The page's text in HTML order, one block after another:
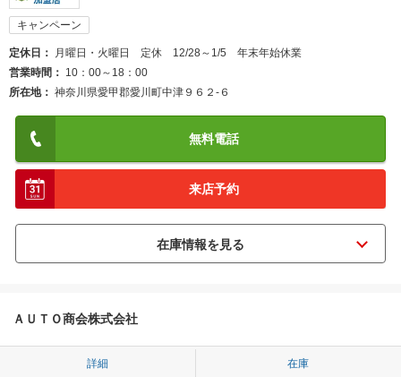
キャンペーン
定休日
月曜日・火曜日 定休 12/28～1/5 年末年始休業
営業時間
10：00～18：00
所在地
神奈川県愛甲郡愛川町中津９６２‐６
無料電話
来店予約
ＡＵＴＯ商会株式会社
詳細 在庫